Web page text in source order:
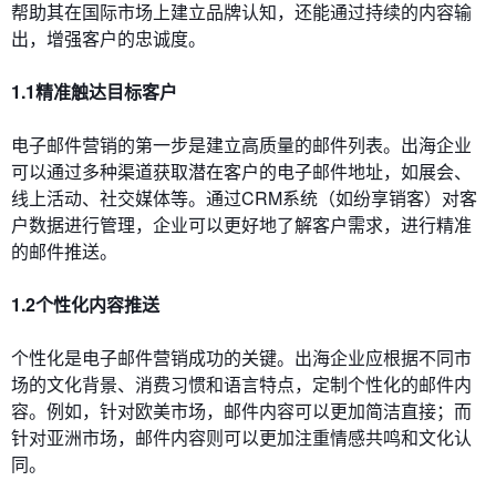
帮助其在国际市场上建立品牌认知，还能通过持续的内容输
出，增强客户的忠诚度。
1.1精准触达目标客户
电子邮件营销的第一步是建立高质量的邮件列表。出海企业
可以通过多种渠道获取潜在客户的电子邮件地址，如展会、
线上活动、社交媒体等。通过CRM系统（如纷享销客）对客
户数据进行管理，企业可以更好地了解客户需求，进行精准
的邮件推送。
1.2个性化内容推送
个性化是电子邮件营销成功的关键。出海企业应根据不同市
场的文化背景、消费习惯和语言特点，定制个性化的邮件内
容。例如，针对欧美市场，邮件内容可以更加简洁直接；而
针对亚洲市场，邮件内容则可以更加注重情感共鸣和文化认
同。